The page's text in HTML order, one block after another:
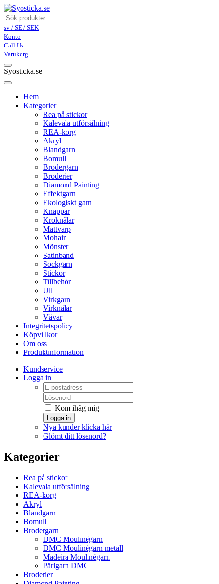
sv / SE / SEK
Konto
Call Us
Varukorg
Syosticka.se
Hem
Kategorier
Rea på stickor
Kalevala utförsälning
REA-korg
Akryl
Blandgarn
Bomull
Brodergarn
Broderier
Diamond Painting
Effektgarn
Ekologiskt garn
Knappar
Kroknålar
Mattvarp
Mohair
Mönster
Satinband
Sockgarn
Stickor
Tillbehör
Ull
Virkgarn
Virknålar
Vävar
Integritetspolicy
Köpvillkor
Om oss
Produktinformation
Kundservice
Logga in
Kom ihåg mig
Logga in
Nya kunder klicka här
Glömt ditt lösenord?
Kategorier
Rea på stickor
Kalevala utförsälning
REA-korg
Akryl
Blandgarn
Bomull
Brodergarn
DMC Moulinégarn
DMC Moulinégarn metall
Madeira Moulinégarn
Pärlgarn DMC
Broderier